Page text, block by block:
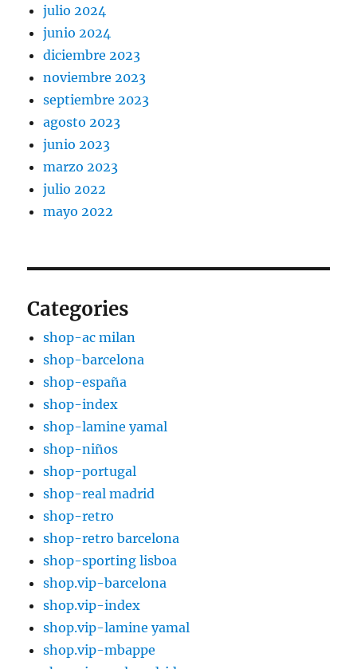
julio 2024
junio 2024
diciembre 2023
noviembre 2023
septiembre 2023
agosto 2023
junio 2023
marzo 2023
julio 2022
mayo 2022
Categories
shop-ac milan
shop-barcelona
shop-españa
shop-index
shop-lamine yamal
shop-niños
shop-portugal
shop-real madrid
shop-retro
shop-retro barcelona
shop-sporting lisboa
shop.vip-barcelona
shop.vip-index
shop.vip-lamine yamal
shop.vip-mbappe